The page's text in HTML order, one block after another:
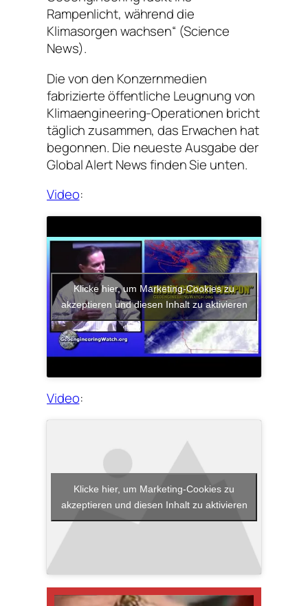
Rampenlicht, während die
Klimasorgen wachsen“ (Science
News).
Die von den Konzernmedien
fabrizierte öffentliche Leugnung von
Klimaengineering-Operationen bricht
täglich zusammen, das Erwachen hat
begonnen. Die neueste Ausgabe der
Global Alert News finden Sie unten.
Video:
Klicke hier, um Marketing-Cookies zu
akzeptieren und diesen Inhalt zu aktivieren
Video:
Klicke hier, um Marketing-Cookies zu
akzeptieren und diesen Inhalt zu aktivieren